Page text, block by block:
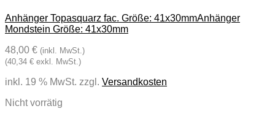
Anhänger Topasquarz fac. Größe: 41x30mmAnhänger
Mondstein Größe: 41x30mm
48,00 € (inkl. MwSt.)
(40,34 € exkl. MwSt.)
inkl. 19 % MwSt. zzgl. Versandkosten
Nicht vorrätig